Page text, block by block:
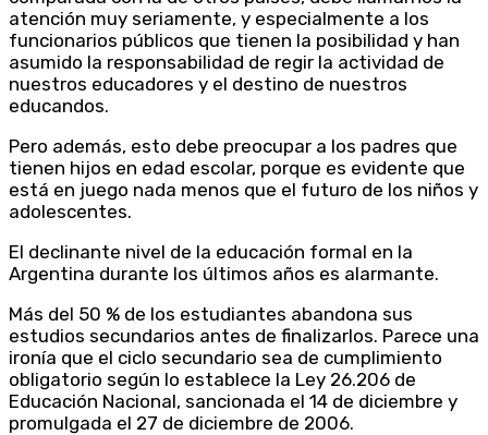
atención muy seriamente, y especialmente a los
funcionarios públicos que tienen la posibilidad y han
asumido la responsabilidad de regir la actividad de
nuestros educadores y el destino de nuestros
educandos.
Pero además, esto debe preocupar a los padres que
tienen hijos en edad escolar, porque es evidente que
está en juego nada menos que el futuro de los niños y
adolescentes.
El declinante nivel de la educación formal en la
Argentina durante los últimos años es alarmante.
Más del 50 % de los estudiantes abandona sus
estudios secundarios antes de finalizarlos. Parece una
ironía que el ciclo secundario sea de cumplimiento
obligatorio según lo establece la Ley 26.206 de
Educación Nacional, sancionada el 14 de diciembre y
promulgada el 27 de diciembre de 2006.